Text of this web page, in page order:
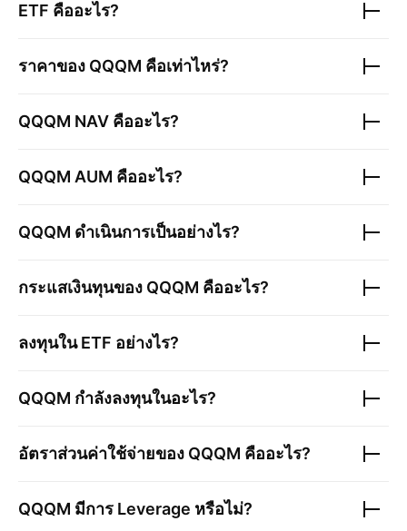
ETF คืออะไร?
ราคาของ QQQM คือเท่าไหร่?
QQQM NAV คืออะไร?
QQQM AUM คืออะไร?
QQQM ดำเนินการเป็นอย่างไร?
กระแสเงินทุนของ QQQM คืออะไร?
ลงทุนใน ETF อย่างไร?
QQQM กำลังลงทุนในอะไร?
อัตราส่วนค่าใช้จ่ายของ QQQM คืออะไร?
QQQM มีการ Leverage หรือไม่?